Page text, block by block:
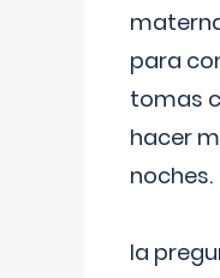
para
tomas
hacer
noches.
la